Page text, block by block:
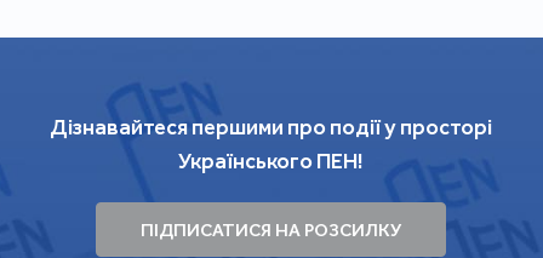
Дізнавайтеся першими про події у просторі
Українського ПЕН!
ПІДПИСАТИСЯ НА РОЗСИЛКУ